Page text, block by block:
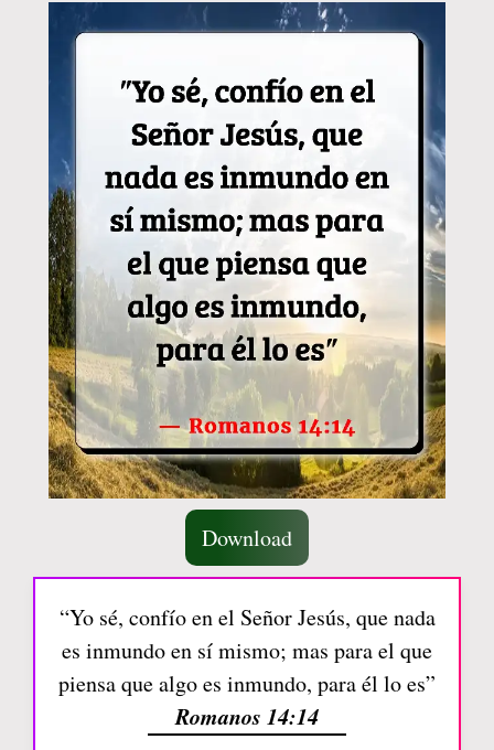
Download
“Yo sé, confío en el Señor Jesús, que nada
es inmundo en sí mismo; mas para el que
piensa que algo es inmundo, para él lo es”
Romanos 14:14